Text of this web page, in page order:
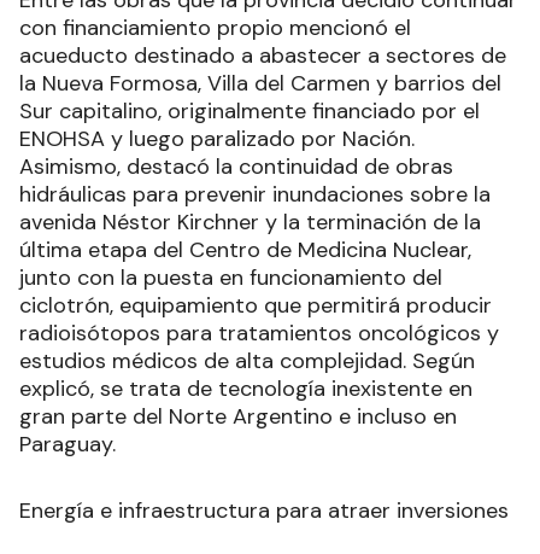
con financiamiento propio mencionó el
acueducto destinado a abastecer a sectores de
la Nueva Formosa, Villa del Carmen y barrios del
Sur capitalino, originalmente financiado por el
ENOHSA y luego paralizado por Nación.
Asimismo, destacó la continuidad de obras
hidráulicas para prevenir inundaciones sobre la
avenida Néstor Kirchner y la terminación de la
última etapa del Centro de Medicina Nuclear,
junto con la puesta en funcionamiento del
ciclotrón, equipamiento que permitirá producir
radioisótopos para tratamientos oncológicos y
estudios médicos de alta complejidad. Según
explicó, se trata de tecnología inexistente en
gran parte del Norte Argentino e incluso en
Paraguay.
Energía e infraestructura para atraer inversiones